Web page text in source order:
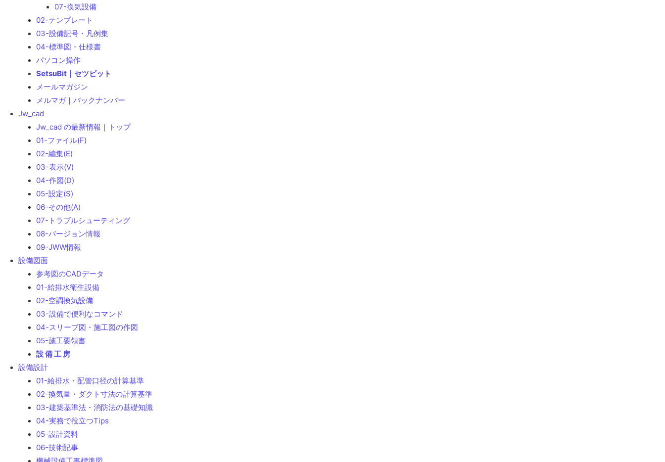
07-換気設備
02-テンプレート
03-設備記号・凡例集
04-標準図・仕様書
パソコン操作
SetsuBit｜セツビット
メールマガジン
メルマガ｜バックナンバー
Jw_cad
Jw_cad の最新情報｜トップ
01-ファイル(F)
02-編集(E)
03-表示(V)
04-作図(D)
05-設定(S)
06-その他(A)
07-トラブルシューティング
08-バージョン情報
09-JWW情報
設備図面
参考図のCADデータ
01-給排水衛生設備
02-空調換気設備
03-設備で便利なコマンド
04-スリーブ図・施工図の作図
05-施工要領書
設 備 工 房
設備設計
01-給排水・配管口径の計算基準
02-換気量・ダクト寸法の計算基準
03-建築基準法・消防法の基礎知識
04-実務で役立つTips
05-設計資料
06-技術記事